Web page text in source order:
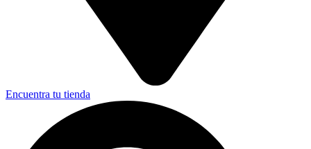
Encuentra tu tienda